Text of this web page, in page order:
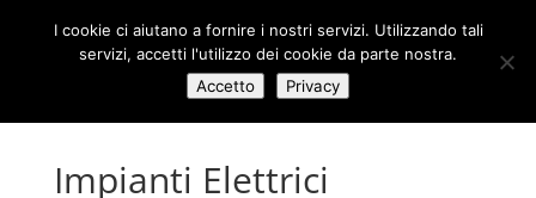
Impianti Elettrici
I cookie ci aiutano a fornire i nostri servizi. Utilizzando tali
servizi, accetti l'utilizzo dei cookie da parte nostra.
Accetto
Privacy